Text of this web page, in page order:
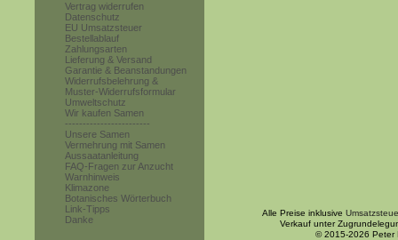
Vertrag widerrufen
Datenschutz
EU Umsatzsteuer
Bestellablauf
Zahlungsarten
Lieferung & Versand
Garantie & Beanstandungen
Widerrufsbelehrung &
Muster-Widerrufsformular
Umweltschutz
Wir kaufen Samen
------------------------
Unsere Samen
Vermehrung mit Samen
Aussaatanleitung
FAQ-Fragen zur Anzucht
Warnhinweis
Klimazone
Botanisches Wörterbuch
Link-Tipps
Danke
Alle Preise inklusive
Verkauf unter
© 2015-2026 Peter